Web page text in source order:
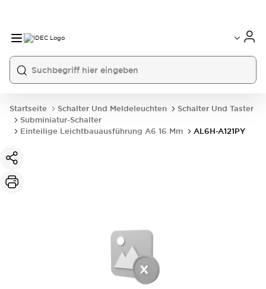
Startseite Schalter Und Meldeleuchten
Schalter Und Taster
Subminiatur-Schalter
Einteilige Leichtbauausführung A6 16 Mm
AL6H-A121PY